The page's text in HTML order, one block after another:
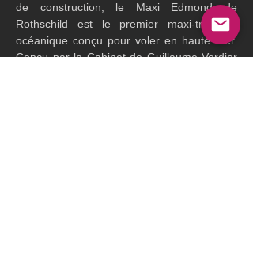
de construction, le Maxi Edmond de
Rothschild est le premier maxi-trimaran
océanique conçu pour voler en haute mer.
Conçu par le Cabinet de Guillaume Verdier